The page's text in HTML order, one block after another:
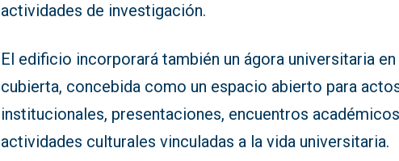
actividades de investigación.
El edificio incorporará también un ágora universitaria en
cubierta, concebida como un espacio abierto para
institucionales, presentaciones, encuentros
actividades culturales vinculadas a la vida universitaria.